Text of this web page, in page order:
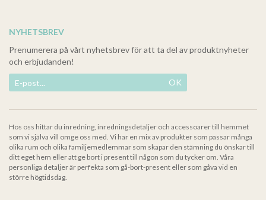
NYHETSBREV
Prenumerera på vårt nyhetsbrev för att ta del av produktnyheter
och erbjudanden!
OK
Hos oss hittar du inredning, inredningsdetaljer och accessoarer till hemmet
som vi själva vill omge oss med. Vi har en mix av produkter som passar många
olika rum och olika familjemedlemmar som skapar den stämning du önskar till
ditt eget hem eller att ge bort i present till någon som du tycker om. Våra
personliga detaljer är perfekta som gå-bort-present eller som gåva vid en
större högtidsdag.